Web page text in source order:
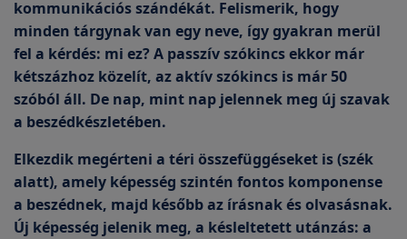
kommunikációs szándékát. Felismerik, hogy
minden tárgynak van egy neve, így gyakran merül
fel a kérdés: mi ez? A passzív szókincs ekkor már
kétszázhoz közelít, az aktív szókincs is már 50
szóból áll. De nap, mint nap jelennek meg új szavak
a beszédkészletében.
Elkezdik megérteni a téri összefüggéseket is (szék
alatt), amely képesség szintén fontos komponense
a beszédnek, majd később az írásnak és olvasásnak.
Új képesség jelenik meg, a késleltetett utánzás: a